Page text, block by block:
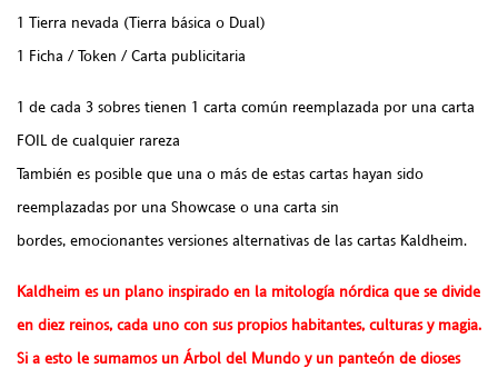
1 Tierra nevada (Tierra básica o Dual)
1 Ficha / Token / Carta publicitaria
1 de cada 3 sobres tienen 1 carta común reemplazada por una carta
FOIL de cualquier rareza
También es posible que una o más de estas cartas hayan sido
reemplazadas por una Showcase o una carta sin
bordes, emocionantes versiones alternativas de las cartas Kaldheim.
Kaldheim es un plano inspirado en la mitología nórdica que se divide
en diez reinos, cada uno con sus propios habitantes, culturas y magia.
Si a esto le sumamos un Árbol del Mundo y un panteón de dioses